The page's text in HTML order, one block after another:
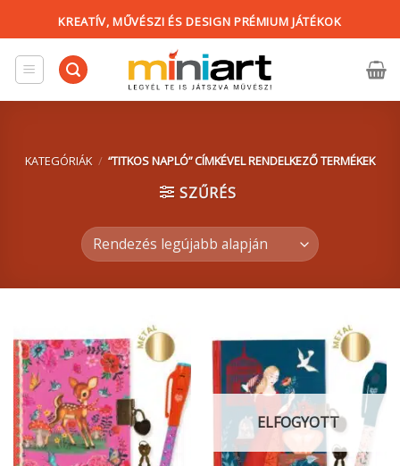
content
KREATÍV, MŰVÉSZI ÉS DESIGN PRÉMIUM JÁTÉKOK
KATEGÓRIÁK / “TITKOS NAPLÓ” CÍMKÉVEL RENDELKEZŐ TERMÉKEK
SZŰRÉS
ELFOGYOTT